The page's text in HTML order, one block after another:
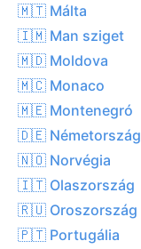
🇲🇹 Málta
🇮🇲 Man sziget
🇲🇩 Moldova
🇲🇨 Monaco
🇲🇪 Montenegró
🇩🇪 Németország
🇳🇴 Norvégia
🇮🇹 Olaszország
🇷🇺 Oroszország
🇵🇹 Portugália